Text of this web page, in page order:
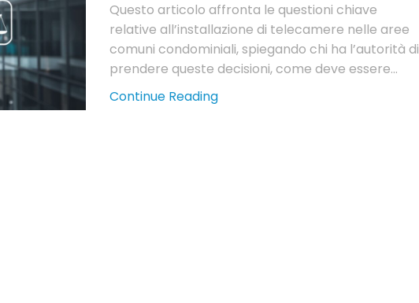
Questo articolo affronta le questioni chiave
relative all’installazione di telecamere nelle aree
comuni condominiali, spiegando chi ha l’autorità di
prendere queste decisioni, come deve essere...
Continue Reading